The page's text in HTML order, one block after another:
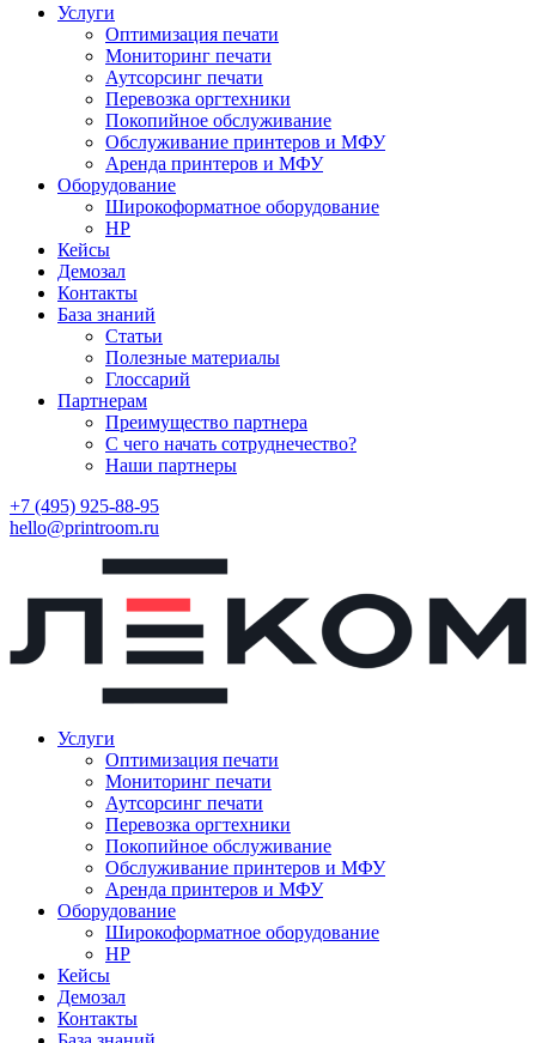
Услуги
Оптимизация печати
Мониторинг печати
Аутсорсинг печати
Перевозка оргтехники
Покопийное обслуживание
Обслуживание принтеров и МФУ
Аренда принтеров и МФУ
Оборудование
Широкоформатное оборудование
HP
Кейсы
Демозал
Контакты
База знаний
Статьи
Полезные материалы
Глоссарий
Партнерам
Преимущество партнера
С чего начать сотруднечество?
Наши партнеры
+7 (495) 925-88-95
hello@printroom.ru
Услуги
Оптимизация печати
Мониторинг печати
Аутсорсинг печати
Перевозка оргтехники
Покопийное обслуживание
Обслуживание принтеров и МФУ
Аренда принтеров и МФУ
Оборудование
Широкоформатное оборудование
HP
Кейсы
Демозал
Контакты